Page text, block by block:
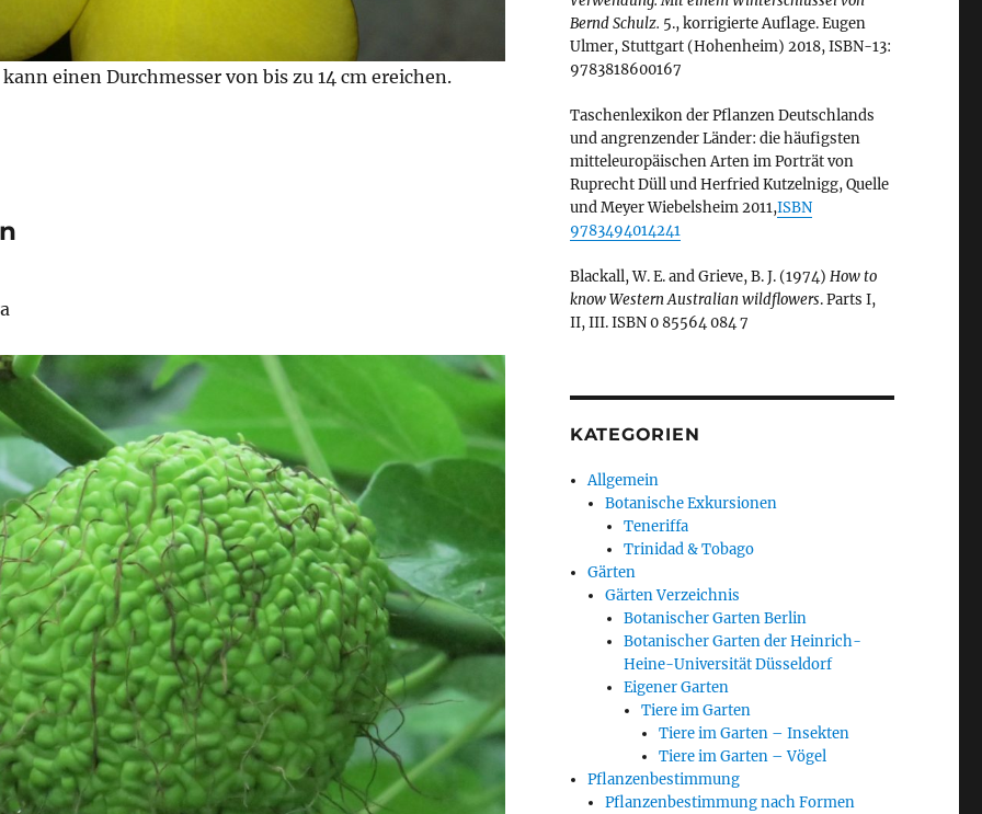
einen Durchmesser von bis zu 14 cm ereichen.
Bernd Schulz. 5., korrigierte Auflage. Eugen
Ulmer, Stuttgart (Hohenheim) 2018, ISBN-13:
9783818600167
Taschenlexikon der Pflanzen Deutschlands
und angrenzender Länder: die häufigsten
mitteleuropäischen Arten im Porträt von
Ruprecht Düll und Herfried Kutzelnigg, Quelle
und Meyer Wiebelsheim 2011,ISBN
9783494014241
Blackall, W. E. and Grieve, B. J. (1974) How to
know Western Australian wildflowers. Parts I,
II, III. ISBN 0 85564 084 7
KATEGORIEN
Allgemein
Botanische Exkursionen
Teneriffa
Trinidad & Tobago
Gärten
Gärten Verzeichnis
Botanischer Garten Berlin
Botanischer Garten der Heinrich-
Heine-Universität Düsseldorf
Eigener Garten
Tiere im Garten
Tiere im Garten – Insekten
Tiere im Garten – Vögel
Pflanzenbestimmung
Pflanzenbestimmung nach Formen